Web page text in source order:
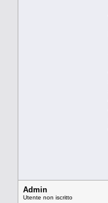
Admin
Utente non iscritto